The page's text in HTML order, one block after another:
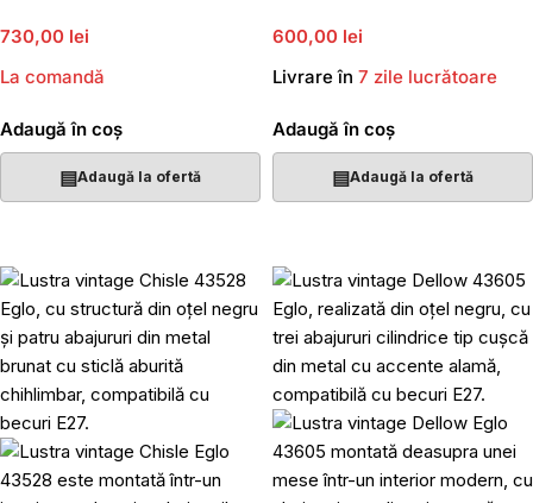
730,00 lei
La comandă
Adaugă în coș
▤Adaugă la ofertă
600,00 lei
Livrare în 7 zile lucrătoare
Adaugă în coș
▤Adaugă la ofertă